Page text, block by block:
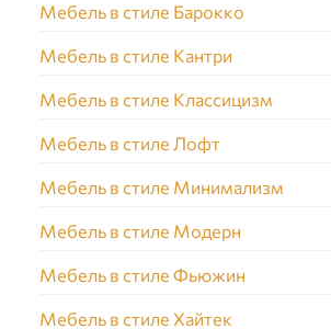
Мебель в стиле Барокко
Мебель в стиле Кантри
Мебель в стиле Классицизм
Мебель в стиле Лофт
Мебель в стиле Минимализм
Мебель в стиле Модерн
Мебель в стиле Фьюжин
Мебель в стиле Хайтек